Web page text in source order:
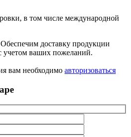
в том числе международной
доставку продукции
учетом ваших пожеланий.
вам необходимо авторизоваться